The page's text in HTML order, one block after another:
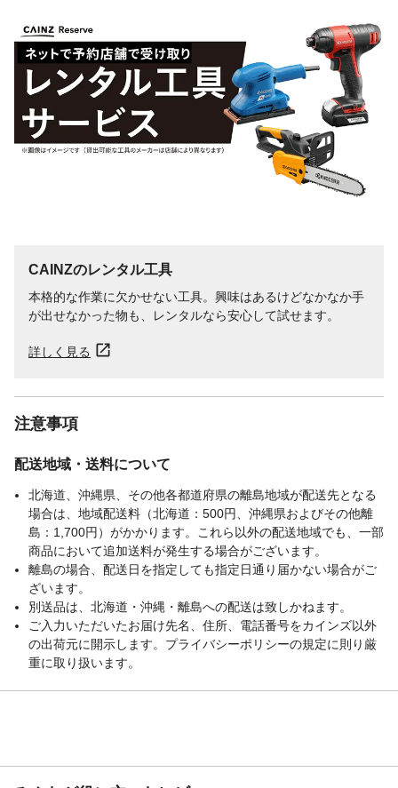
CAINZのレンタル工具
本格的な作業に欠かせない工具。興味はあるけどなかなか手
が出せなかった物も、レンタルなら安心して試せます。
詳しく見る
注意事項
配送地域・送料について
北海道、沖縄県、その他各都道府県の離島地域が配送先となる
場合は、地域配送料（北海道：500円、沖縄県およびその他離
島：1,700円）がかかります。これら以外の配送地域でも、一部
商品において追加送料が発生する場合がございます。
離島の場合、配送日を指定しても指定日通り届かない場合がご
ざいます。
別送品は、北海道・沖縄・離島への配送は致しかねます。
ご入力いただいたお届け先名、住所、電話番号をカインズ以外
の出荷元に開示します。プライバシーポリシーの規定に則り厳
重に取り扱います。